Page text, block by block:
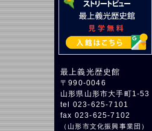
最上義光歴史館
〒990-0046
山形県山形市大手町1-53
tel 023-625-7101
fax 023-625-7102
（山形市文化振興事業団 ）